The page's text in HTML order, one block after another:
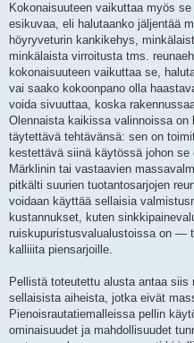
Kokonaisuuteen vaikuttaa myös
esikuvaa, eli halutaanko jäljentää
höyryveturin kankikehys,
minkälaista virroitusta tms.
kokonaisuuteen vaikuttaa se,
vai saako kokoonpano olla
voida sivuuttaa, koska
Olennaista kaikissa valinnoissa
täytettävä tehtävänsä: sen on
kestettävä siinä käytössä johon
Märklinin tai vastaavien
pitkälti suurien tuotantosarjojen
voidaan käyttää sellaisia
kustannukset, kuten
ruiskupuristusvalualustoissa on —
kalliiita piensarjoille.
Pellistä toteutettu alusta antaa siis
sellaisista aiheista, jotka eivät
Pienoisrautatiemalleissa pellin
ominaisuudet ja mahdollisuudet